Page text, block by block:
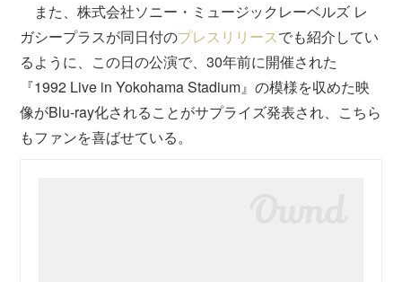
また、株式会社ソニー・ミュージックレーベルズ レ
ガシープラスが同日付のプレスリリースでも紹介してい
るように、この日の公演で、30年前に開催された
『1992 Live in Yokohama Stadium』の模様を収めた映
像がBlu-ray化されることがサプライズ発表され、こちら
もファンを喜ばせている。